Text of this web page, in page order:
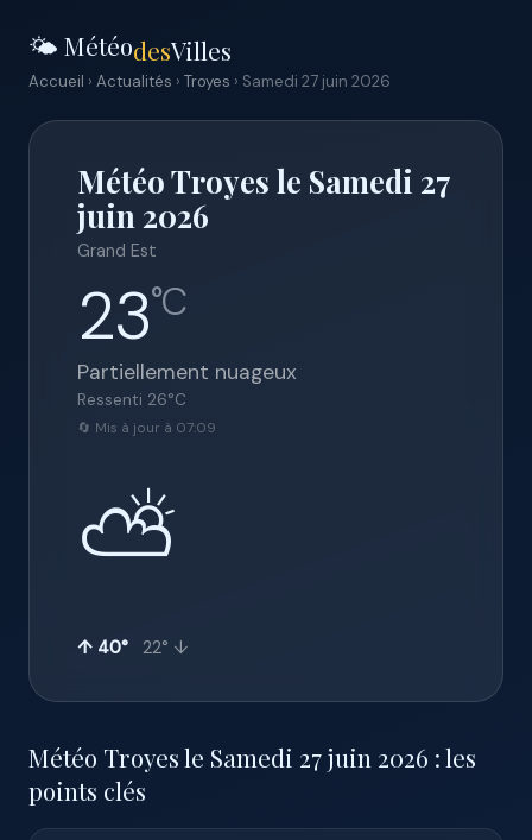
🌤️ MétéodesVilles
Accueil › Actualités › Troyes › Samedi 27 juin 2026
Météo Troyes le Samedi 27
juin 2026
Grand Est
23°C
Partiellement nuageux
Ressenti 26°C
🔄 Mis à jour à 07:09
⛅
↑ 40° 22° ↓
Météo Troyes le Samedi 27 juin 2026 : les
points clés